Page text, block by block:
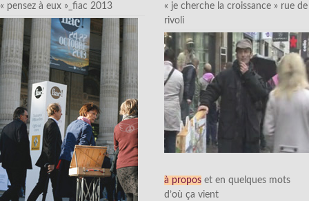
« pensez à eux »_fiac 2013
« je cherche la croissance » rue de
rivoli
à propos et en quelques mots
d’où ça vient